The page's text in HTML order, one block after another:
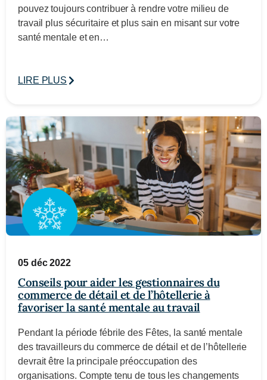
pouvez toujours contribuer à rendre votre milieu de
travail plus sécuritaire et plus sain en misant sur votre
santé mentale et en…
LIRE PLUS
05 déc 2022
Conseils pour aider les gestionnaires du
commerce de détail et de l’hôtellerie à
favoriser la santé mentale au travail
Pendant la période fébrile des Fêtes, la santé mentale
des travailleurs du commerce de détail et de l’hôtellerie
devrait être la principale préoccupation des
organisations. Compte tenu de tous les changements